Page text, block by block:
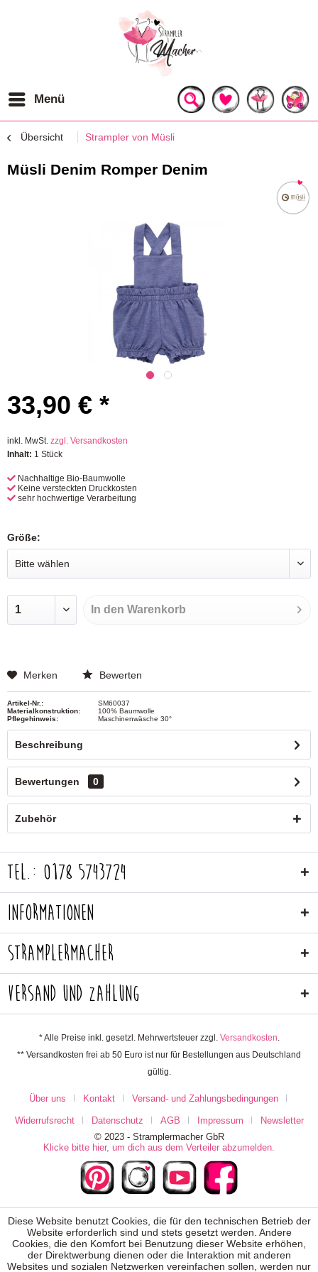
Menü
Übersicht Strampler von Müsli
Müsli Denim Romper Denim
33,90 € *
inkl. MwSt. zzgl. Versandkosten
Inhalt: 1 Stück
Nachhaltige Bio-Baumwolle
Keine versteckten Druckkosten
sehr hochwertige Verarbeitung
Größe:
In den Warenkorb
Merken Bewerten
Artikel-Nr.:
SM60037
Materialkonstruktion:
100% Baumwolle
Pflegehinweis:
Maschinenwäsche 30°
Beschreibung
Bewertungen 0
Zubehör
Tel.: 0178 5743724
Informationen
Stramplermacher
Versand und Zahlung
* Alle Preise inkl. gesetzl. Mehrwertsteuer zzgl. Versandkosten.
** Versandkosten frei ab 50 Euro ist nur für Bestellungen aus Deutschland
gültig.
Über uns Kontakt Versand- und Zahlungsbedingungen
Widerrufsrecht Datenschutz AGB Impressum
Newsletter
© 2023 - Stramplermacher GbR
Klicke bitte hier, um dich aus dem Verteiler abzumelden.
Diese Website benutzt Cookies, die für den technischen Betrieb der
Website erforderlich sind und stets gesetzt werden. Andere
Cookies, die den Komfort bei Benutzung dieser Website erhöhen,
der Direktwerbung dienen oder die Interaktion mit anderen
Websites und sozialen Netzwerken vereinfachen sollen, werden nur